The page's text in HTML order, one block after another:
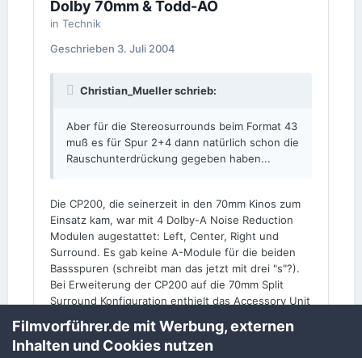
Dolby 70mm & Todd-AO
in Technik
Geschrieben 3. Juli 2004
Christian_Mueller schrieb:
Aber für die Stereosurrounds beim Format 43
muß es für Spur 2+4 dann natürlich schon die
Rauschunterdrückung gegeben haben...
Die CP200, die seinerzeit in den 70mm Kinos zum
Einsatz kam, war mit 4 Dolby-A Noise Reduction
Modulen augestattet: Left, Center, Right und
Surround. Es gab keine A-Module für die beiden
Bassspuren (schreibt man das jetzt mit drei "s"?).
Bei Erweiterung der CP200 auf die 70mm Split
Surround Konfiguration enthielt das Accessory Unit
Reduction Dekodierung für den HF-Anteil der
beiden Surroundkanäle bewerkstelligte. Insofern
Filmvorführer.de mit Werbung, externen
Inhalten und Cookies nutzen